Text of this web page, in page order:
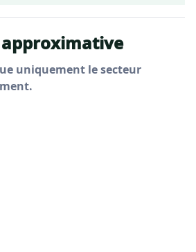
uniquement le secteur